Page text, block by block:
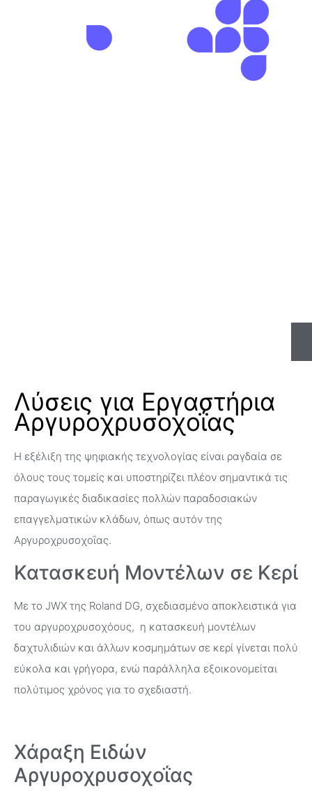
Λύσεις για Εργαστήρια
Αργυροχρυσοχοΐας
Η εξέλιξη της ψηφιακής τεχνολογίας είναι ραγδαία σε
όλους τους τομείς και υποστηρίζει πλέον σημαντικά τις
παραγωγικές διαδικασίες πολλών παραδοσιακών
επαγγελματικών κλάδων, όπως αυτόν της
Αργυροχρυσοχοΐας.
Κατασκευή Μοντέλων σε Κερί
Με το JWX της Roland DG, σχεδιασμένο αποκλειστικά για
του αργυροχρυσοχόους, η κατασκευή μοντέλων
δαχτυλιδιών και άλλων κοσμημάτων σε κερί γίνεται πολύ
εύκολα και γρήγορα, ενώ παράλληλα εξοικονομείται
πολύτιμος χρόνος για το σχεδιαστή.
Χάραξη Ειδών
Αργυροχρυσοχοΐας